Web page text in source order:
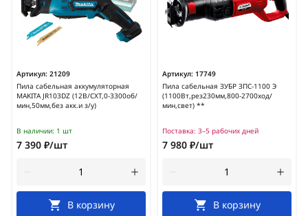
Артикул: 21209
Пила сабельная аккумуляторная
MAKITA JR103DZ (12В/CXT,0-3300об/
мин,50мм,без акк.и з/у)
В наличии: 1 шт
7 390 ₽/шт
В корзину
Артикул: 17749
Пила сабельная ЗУБР ЗПС-1100 Э
(1100Вт,рез230мм,800-2700ход/
мин,свет) **
Поставка: 3–5 рабочих дней
7 980 ₽/шт
В корзину